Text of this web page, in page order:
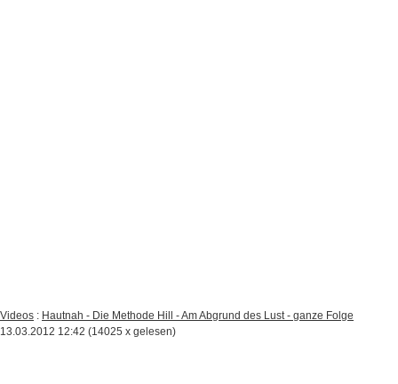
Videos : Hautnah - Die Methode Hill - Am Abgrund des Lust - ganze Folge
13.03.2012 12:42 (14025 x gelesen)